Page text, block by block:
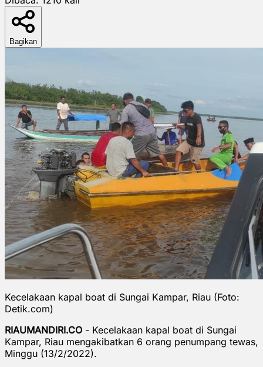
Bagikan
Kecelakaan kapal boat di Sungai Kampar, Riau (Foto:
Detik.com)
RIAUMANDIRI.CO - Kecelakaan kapal boat di Sungai
Kampar, Riau mengakibatkan 6 orang penumpang tewas,
Minggu (13/2/2022).